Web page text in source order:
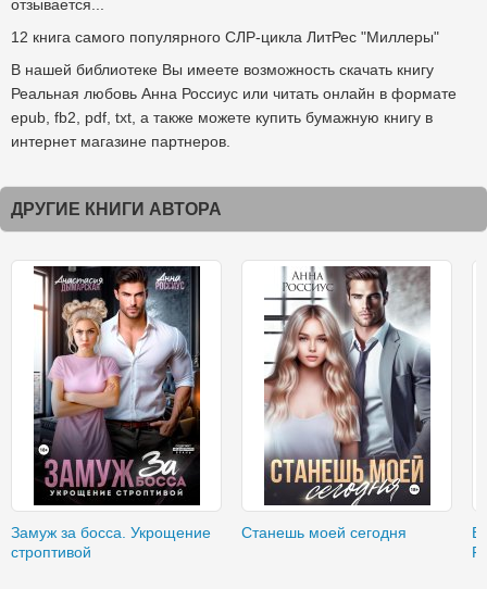
отзывается...
12 книга самого популярного СЛР-цикла ЛитРес "Миллеры"
В нашей библиотеке Вы имеете возможность скачать книгу
Реальная любовь Анна Россиус или читать онлайн в формате
epub, fb2, pdf, txt, а также можете купить бумажную книгу в
интернет магазине партнеров.
ДРУГИЕ КНИГИ АВТОРА
Замуж за босса. Укрощение
строптивой
Станешь моей сегодня